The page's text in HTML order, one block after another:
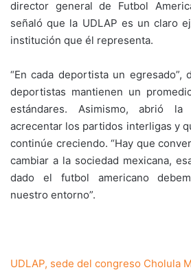
director general de Futbol
señaló que la UDLAP es un claro
institución que él representa.
“En cada deportista un egresado”,
deportistas mantienen un
estándares. Asimismo, abrió
acrecentar los partidos interligas y
continúe creciendo. “Hay que
cambiar a la sociedad mexicana,
dado el futbol americano
nuestro entorno”.
UDLAP, sede del congreso Cholula